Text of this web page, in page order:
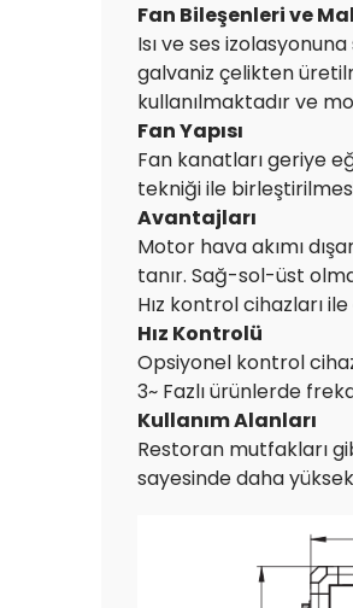
Fan Bileşenleri ve
Isı ve ses
galvaniz çelikten
kullanılmaktadır ve
Fan Yapısı
Fan kanatları geriye
tekniği ile
Avantajları
Motor hava akımı
tanır. Sağ-sol-üst
Hız kontrol cihazları
Hız Kontrolü
Opsiyonel kontrol
3~ Fazlı ürünlerde
Kullanım Alanları
Restoran mutfakları
sayesinde daha